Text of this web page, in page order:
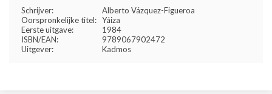
Schrijver:
Alberto Vázquez-Figueroa
Oorspronkelijke titel: Yáiza
Eerste uitgave:
1984
ISBN/EAN:
9789067902472
Uitgever:
Kadmos